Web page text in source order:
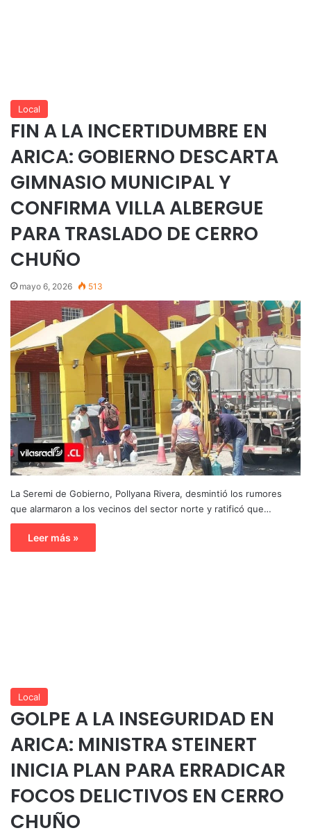
Local
FIN A LA INCERTIDUMBRE EN
ARICA: GOBIERNO DESCARTA
GIMNASIO MUNICIPAL Y
CONFIRMA VILLA ALBERGUE
PARA TRASLADO DE CERRO
CHUÑO
mayo 6, 2026 513
La Seremi de Gobierno, Pollyana Rivera, desmintió los rumores
que alarmaron a los vecinos del sector norte y ratificó que…
Leer más »
Local
GOLPE A LA INSEGURIDAD EN
ARICA: MINISTRA STEINERT
INICIA PLAN PARA ERRADICAR
FOCOS DELICTIVOS EN CERRO
CHUÑO